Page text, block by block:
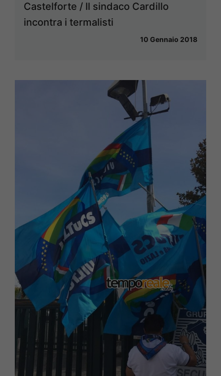
Castelforte / Il sindaco Cardillo
incontra i termalisti
10 Gennaio 2018